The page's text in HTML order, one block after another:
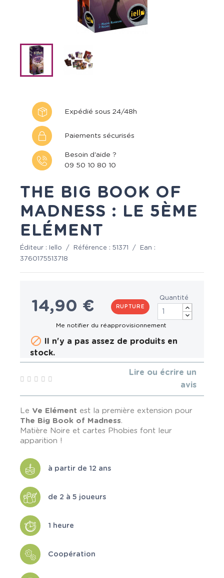
Expédié sous 24/48h
Paiements sécurisés
Besoin d'aide ?
09 50 10 80 10
THE BIG BOOK OF
MADNESS : LE 5ÈME
ELÉMENT
Éditeur : Iello / Référence : 51371 /
Ean :
3760175513718
14,90 € RUPTURE
Quantité
 Il n'y a pas assez de produits en
stock.
Lire ou écrire un
avis
Le Ve Elément est la première extension pour
The Big Book of Madness.
Matière Noire et cartes Phobies font leur
apparition !
à partir de 12 ans
de 2 à 5 joueurs
1 heure
Coopération